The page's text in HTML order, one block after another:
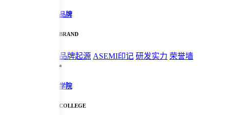
品牌
BRAND
品牌起源 ASEMI印记 研发实力 荣誉墙
学院
COLLEGE